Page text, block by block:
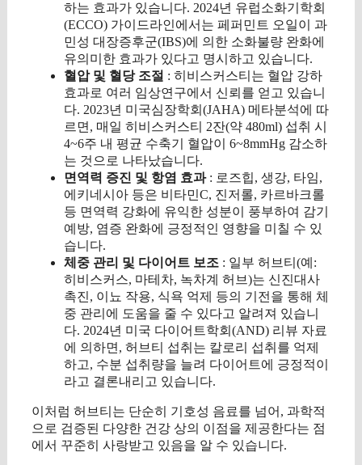
하는 효과가 있습니다. 2024년 유럽소화기학회
(ECCO) 가이드라인에서는 페퍼민트 오일이 과
민성 대장증후군(IBS)에 의한 소화불량 완화에
유의미한 효과가 있다고 명시하고 있습니다.
혈압 및 혈당 조절 : 히비스커스티는 혈압 강하
효과로 여러 임상연구에서 신뢰를 얻고 있습니
다. 2023년 미국심장학회(JAHA) 메타분석에 따
르면, 매일 히비스커스티 2잔(약 480ml) 섭취 시
4~6주 내 평균 수축기 혈압이 6~8mmHg 감소하
는 것으로 나타났습니다.
면역력 증진 및 항염 효과: 로즈힙, 생강, 타임,
에키네시아 등은 비타민C, 진저롤, 카르바크롤
등 면역력 강화에 유익한 성분이 풍부하여 감기
예방, 염증 완화에 긍정적인 영향을 미칠 수 있
습니다.
체중 관리 및 다이어트 보조 : 일부 허브티(예:
히비스커스, 마테차, 녹차계 허브)는 신진대사
촉진, 이뇨 작용, 식욕 억제 등의 기전을 통해 체
중 관리에 도움을 줄 수 있다고 알려져 있습니
다. 2024년 미국 다이어트학회(AND) 리뷰 자료
에 의하면, 허브티 섭취는 칼로리 섭취를 억제
하고, 수분 섭취량을 늘려 다이어트에 긍정적이
라고 결론내리고 있습니다.
이처럼 허브티는 단순히 기호성 음료를 넘어, 과학적
으로 검증된 다양한 건강 상의 이점을 제공한다는 점
에서 꾸준히 사랑받고 있음을 알 수 있습니다.